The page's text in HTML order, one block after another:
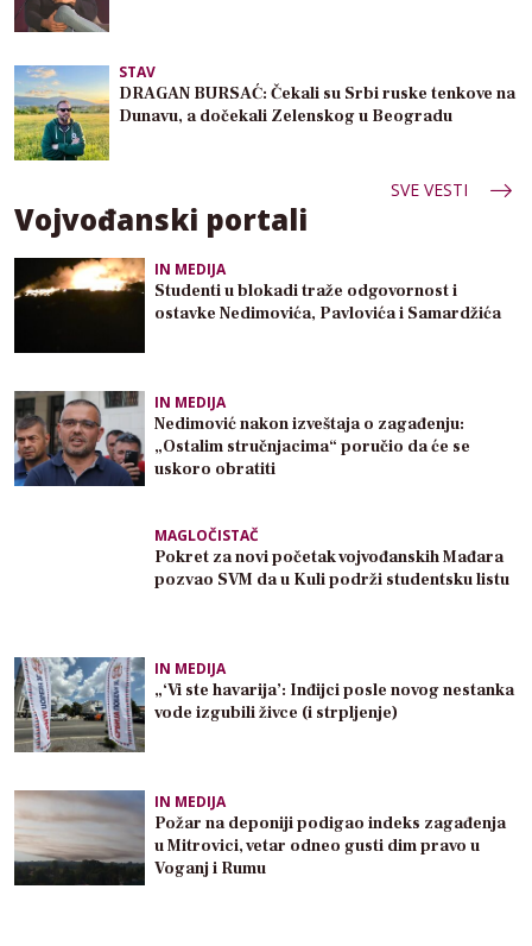
STAV
DRAGAN BURSAĆ: Čekali su Srbi ruske tenkove na
Dunavu, a dočekali Zelenskog u Beogradu
SVE VESTI
Vojvođanski portali
IN MEDIJA
Studenti u blokadi traže odgovornost i
ostavke Nedimovića, Pavlovića i Samardžića
IN MEDIJA
Nedimović nakon izveštaja o zagađenju:
„Ostalim stručnjacima“ poručio da će se
uskoro obratiti
MAGLOČISTAČ
Pokret za novi početak vojvođanskih Mađara
pozvao SVM da u Kuli podrži studentsku listu
IN MEDIJA
„‘Vi ste havarija’: Inđijci posle novog nestanka
vode izgubili živce (i strpljenje)
IN MEDIJA
Požar na deponiji podigao indeks zagađenja
u Mitrovici, vetar odneo gusti dim pravo u
Voganj i Rumu